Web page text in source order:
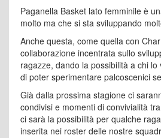
Paganella Basket lato femminile è
molto ma che si sta sviluppando
Anche questa, come quella con
collaborazione incentrata sullo
ragazze, dando la possibilità a chi
di poter sperimentare palcoscenici
Già dalla prossima stagione ci
condivisi e momenti di convivialità
ci sarà la possibilità per qualche
inserita nei roster delle nostre